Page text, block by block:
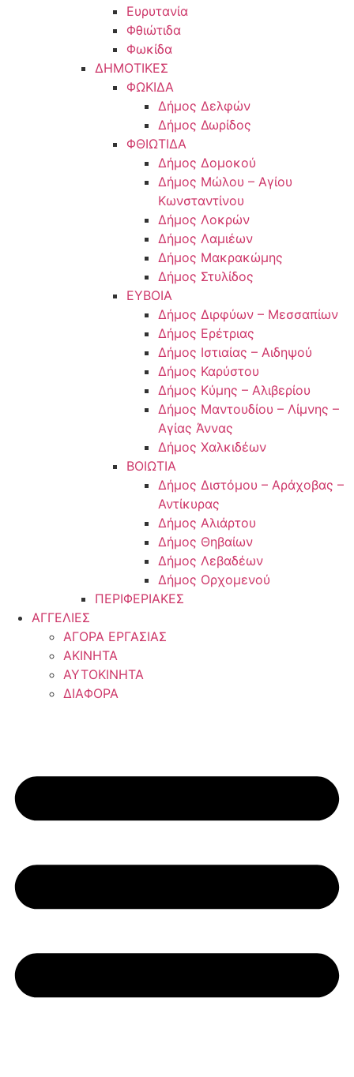
Ευρυτανία
Φθιώτιδα
Φωκίδα
ΔΗΜΟΤΙΚΕΣ
ΦΩΚΙΔΑ
Δήμος Δελφών
Δήμος Δωρίδος
ΦΘΙΩΤΙΔΑ
Δήμος Δομοκού
Δήμος Μώλου – Αγίου
Κωνσταντίνου
Δήμος Λοκρών
Δήμος Λαμιέων
Δήμος Μακρακώμης
Δήμος Στυλίδος
ΕΥΒΟΙΑ
Δήμος Διρφύων – Μεσσαπίων
Δήμος Ερέτριας
Δήμος Ιστιαίας – Αιδηψού
Δήμος Καρύστου
Δήμος Κύμης – Αλιβερίου
Δήμος Μαντουδίου – Λίμνης –
Αγίας Άννας
Δήμος Χαλκιδέων
ΒΟΙΩΤΙΑ
Δήμος Διστόμου – Αράχοβας –
Αντίκυρας
Δήμος Αλιάρτου
Δήμος Θηβαίων
Δήμος Λεβαδέων
Δήμος Ορχομενού
ΠΕΡΙΦΕΡΙΑΚΕΣ
ΑΓΓΕΛΙΕΣ
ΑΓΟΡΑ ΕΡΓΑΣΙΑΣ
ΑΚΙΝΗΤΑ
ΑΥΤΟΚΙΝΗΤΑ
ΔΙΑΦΟΡΑ